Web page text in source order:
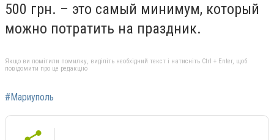
500 грн. – это самый минимум, который
можно потратить на праздник.
Якщо ви помітили помилку, виділіть необхідний текст і натисніть Ctrl + Enter, щоб
повідомити про це редакцію
#Мариуполь